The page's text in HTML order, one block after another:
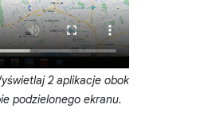
2 aplikacje obok
podzielonego ekranu.